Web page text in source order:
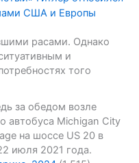
США и Европы
расами. Однако
и
того